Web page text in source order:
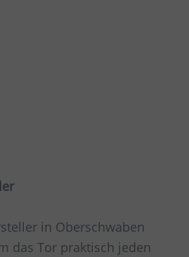
in Oberschwaben
das Tor praktisch jeden